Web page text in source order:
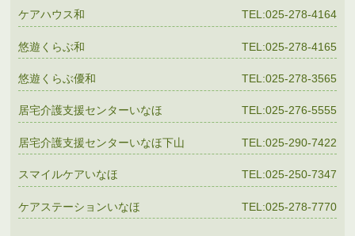
ケアハウス和 TEL:025-278-4164
悠遊くらぶ和 TEL:025-278-4165
悠遊くらぶ優和 TEL:025-278-3565
居宅介護支援センターいなほ TEL:025-276-5555
居宅介護支援センターいなほ下山 TEL:025-290-7422
スマイルケアいなほ TEL:025-250-7347
ケアステーションいなほ TEL:025-278-7770